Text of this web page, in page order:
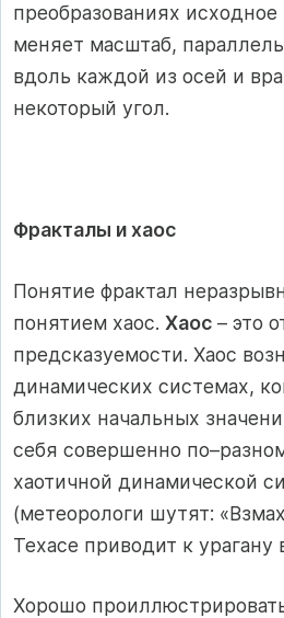
преобразованиях
меняет масштаб,
вдоль каждой из осей и
некоторый угол.
Фракталы и хаос
Понятие фрактал
понятием хаос. Хаос – это
предсказуемости. Хаос
динамических системах,
близких начальных
себя совершенно
хаотичной динамической
(метеорологи шутят:
Техасе приводит к урагану
Хорошо